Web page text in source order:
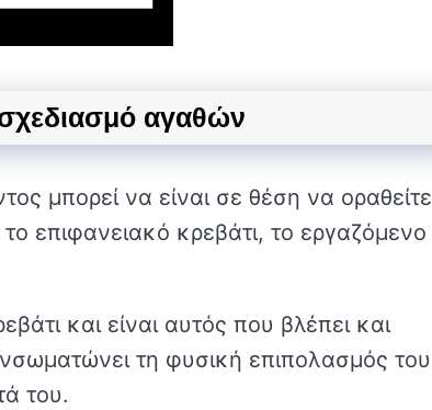
αγαθών
μπορεί να είναι σε θέση να οραθείτε
επιφανειακό κρεβάτι, το εργαζόμενο
και είναι αυτός που βλέπει και
τη φυσική επιπολασμός του
του.